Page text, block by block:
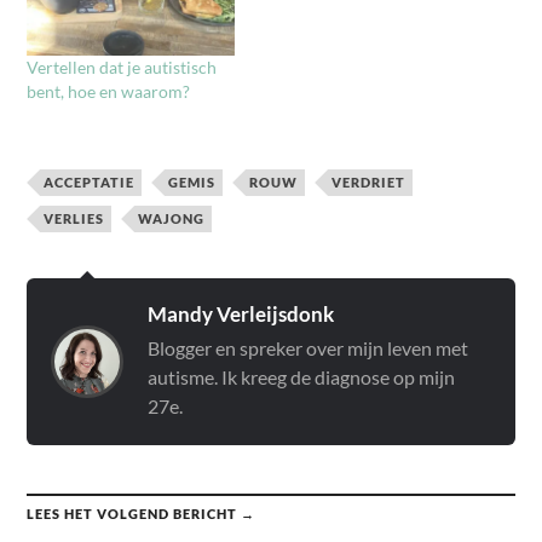
Vertellen dat je autistisch
bent, hoe en waarom?
ACCEPTATIE GEMIS ROUW VERDRIET
VERLIES WAJONG
Mandy Verleijsdonk
Blogger en spreker over mijn leven met
autisme. Ik kreeg de diagnose op mijn
27e.
LEES HET VOLGEND BERICHT →